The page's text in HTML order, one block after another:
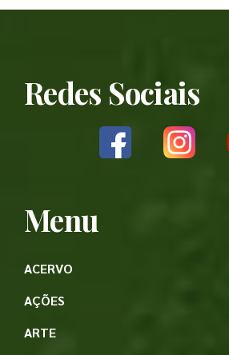
Redes Sociais
Menu
ACERVO
AÇÕES
ARTE